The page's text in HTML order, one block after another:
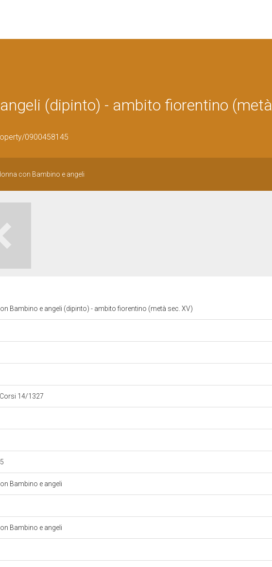
(dipinto) - ambito fiorentino (metà
0900458145
con Bambino e angeli
Bambino e angeli (dipinto) - ambito fiorentino (metà sec. XV)
14/1327
Bambino e angeli
Bambino e angeli